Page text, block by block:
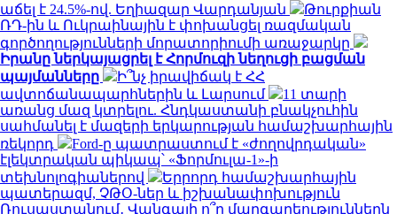
աճել է 24.5%-ով. Եղիազար Վարդանյան
Թուրքիան
ՌԴ-ին և Ուկրաինային է փոխանցել ռազմական
գործողությունների մորատորիումի առաջարկը
Իրանը ներկայացրել է Հորմուզի նեղուցի բացման
պայմանները
Ի՞նչ իրավիճակ է ՀՀ
ավտոճանապարհներին և Լարսում
11 տարի
առանց մազ կտրելու. Հնդկաստանի բնակչուհին
սահմանել է մազերի երկարության համաշխարհային
ռեկորդ
Ford-ը պատրաստում է «ժողովրդական»
էլեկտրական պիկապ՝ «Ֆորմուլա-1»-ի
տեխնոլոգիաներով
Երրորդ համաշխարհային
պատերազմ, ՉԹՕ-ներ և իշխանափոխություն
Ռուսաստանում․ Վանգայի ո՞ր մարգարեություններն